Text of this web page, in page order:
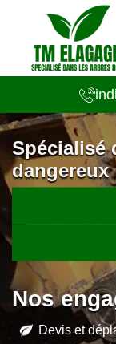
Spécialisé
dangereux
Nos
Devis et